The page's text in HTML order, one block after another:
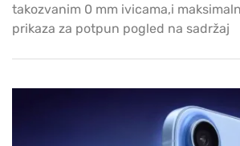
takozvanim 0 mm ivicama,i
prikaza za potpun pogled na sadržaj